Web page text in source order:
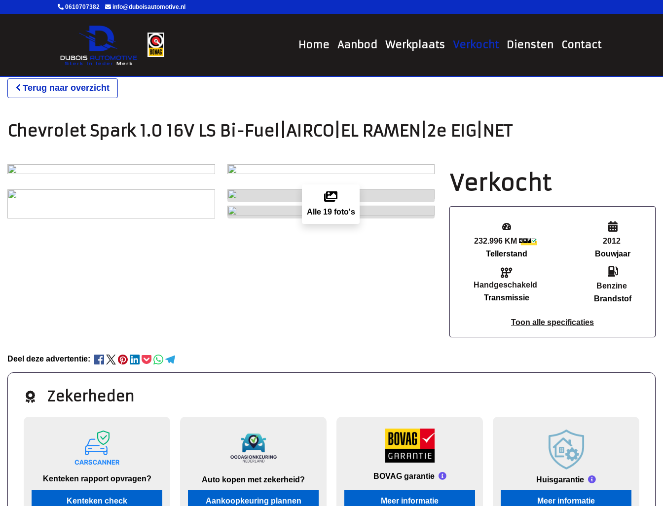
0610707382 info@duboisautomotive.nl
Home Aanbod Werkplaats Verkocht Diensten Contact
Terug naar overzicht
Chevrolet Spark 1.0 16V LS Bi-Fuel|AIRCO|EL RAMEN|2e EIG|NET
Alle 19 foto's
Verkocht
232.996 KM
Tellerstand
Handgeschakeld
Transmissie
2012
Bouwjaar
Benzine
Brandstof
Toon alle specificaties
Deel deze advertentie:
Zekerheden
Kenteken rapport opvragen?
Kenteken check
Auto kopen met zekerheid?
Aankoopkeuring plannen
BOVAG garantie
Meer informatie
Huisgarantie
Meer informatie